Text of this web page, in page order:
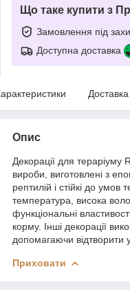
Що таке купити з
Замовлення під
Доступна доставка
Доставка
Опис
Декорації для тераріуму
вироби, виготовлені з
рептилій і стійкі до умов
температура, висока
функціональні
корму. Інші декорації
допомагаючи відтворити
Приховати